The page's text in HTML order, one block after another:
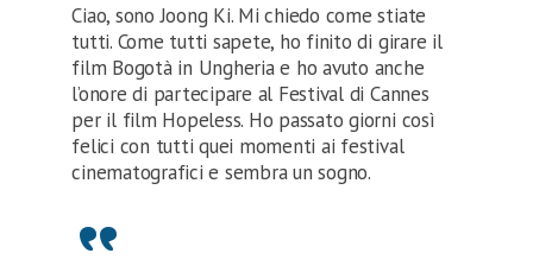
Ciao, sono Joong Ki. Mi chiedo come stiate
tutti. Come tutti sapete, ho finito di girare il
film Bogotà in Ungheria e ho avuto anche
l’onore di partecipare al Festival di Cannes
per il film Hopeless. Ho passato giorni così
felici con tutti quei momenti ai festival
cinematografici e sembra un sogno.